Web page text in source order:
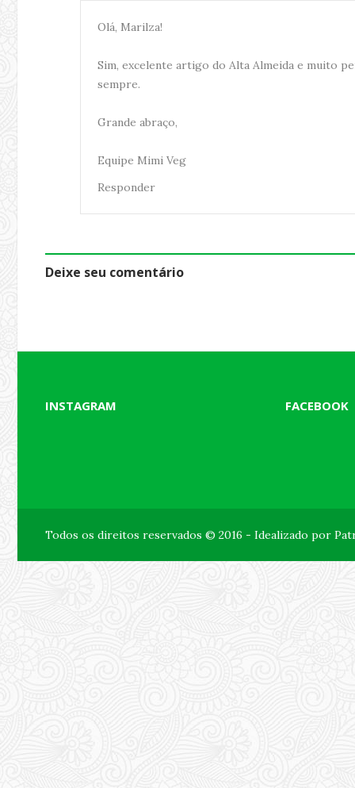
Olá, Marilza!
Sim, excelente artigo do Alta Almeida e muito
sempre.
Grande abraço,
Equipe Mimi Veg
Responder
Deixe seu comentário
INSTAGRAM FACEBOOK
Todos os direitos reservados © 2016 - Idealizado por